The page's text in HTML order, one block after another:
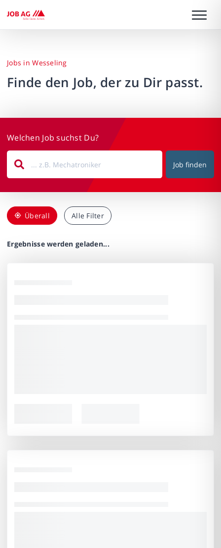
Jobs in Wesseling
Finde den Job, der zu Dir passt.
Welchen Job suchst Du?
Job finden
Überall Alle Filter
Ergebnisse werden geladen...